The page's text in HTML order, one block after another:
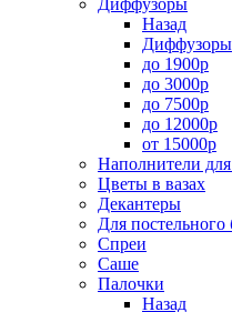
Диффузоры
Назад
Диффузоры
до 1900р
до 3000р
до 7500р
до 12000р
от 15000р
Наполнители
Цветы в вазах
Декантеры
Для постельного
Спреи
Саше
Палочки
Назад